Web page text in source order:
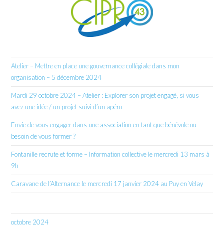
Atelier – Mettre en place une gouvernance collégiale dans mon
organisation – 5 décembre 2024
Mardi 29 octobre 2024 – Atelier : Explorer son projet engagé, si vous
avez une idée / un projet suivi d’un apéro
Envie de vous engager dans une association en tant que bénévole ou
besoin de vous former ?
Fontanille recrute et forme – Information collective le mercredi 13 mars à
9h
Caravane de l’Alternance le mercredi 17 janvier 2024 au Puy en Velay
octobre 2024